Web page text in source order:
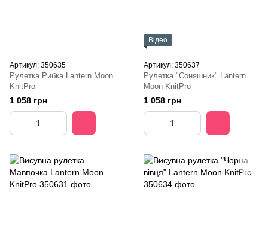
Артикул: 350635
Рулетка Рибка Lantern Moon
KnitPro
1 058 грн
Відео
Артикул: 350637
Рулетка "Соняшник" Lantern
Moon KnitPro
1 058 грн